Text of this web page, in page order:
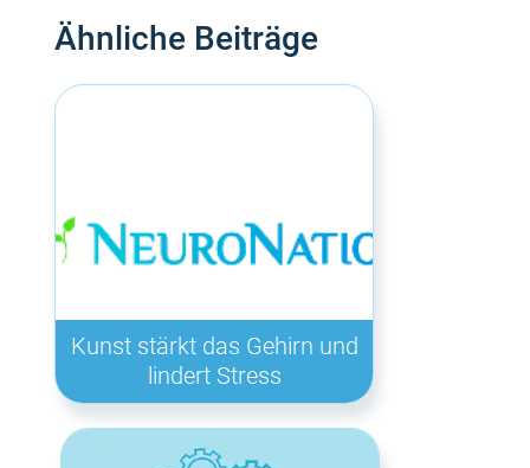
Ähnliche Beiträge
Kunst stärkt das Gehirn und
lindert Stress